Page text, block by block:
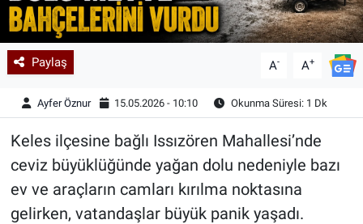
Paylaş A- A+
Ayfer Öznur 15.05.2026 - 10:10 Okunma Süresi: 1 Dk
Keles ilçesine bağlı Issızören Mahallesi’nde
ceviz büyüklüğünde yağan dolu nedeniyle bazı
ev ve araçların camları kırılma noktasına
gelirken, vatandaşlar büyük panik yaşadı.
Astroloji-Rüya